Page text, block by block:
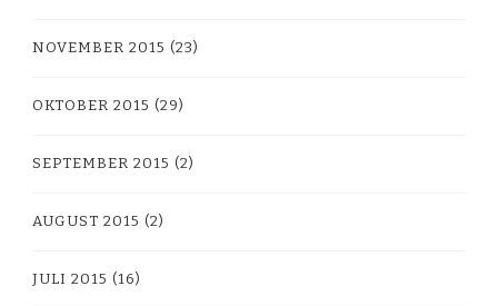
NOVEMBER 2015 (23)
OKTOBER 2015 (29)
SEPTEMBER 2015 (2)
AUGUST 2015 (2)
JULI 2015 (16)